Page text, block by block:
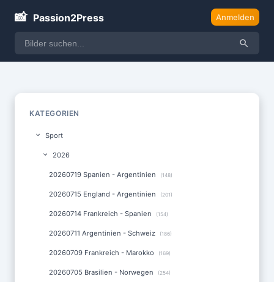
📸 Passion2Press Anmelden
KATEGORIEN
Sport
2026
20260719 Spanien - Argentinien (148)
20260715 England - Argentinien (201)
20260714 Frankreich - Spanien (154)
20260711 Argentinien - Schweiz (186)
20260709 Frankreich - Marokko (169)
20260705 Brasilien - Norwegen (254)